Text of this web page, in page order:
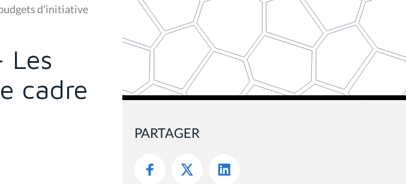
d'initiative
Les
cadre
PARTAGER